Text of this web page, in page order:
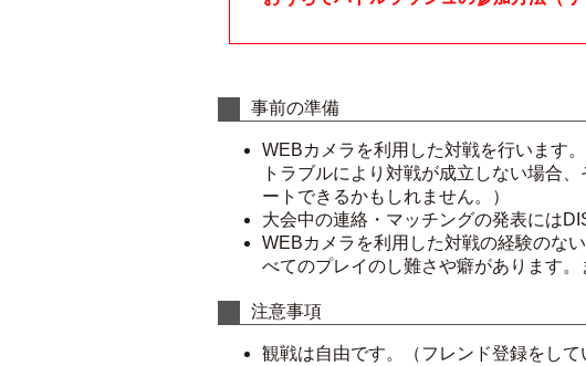
事前の準備
WEBカメラを利用した対戦を行います
トラブルにより対戦が成立しない場合
ートできるかもしれません。）
大会中の連絡・マッチングの発表には
WEBカメラを利用した対戦の経験のな
べてのプレイのし難さや癖があります
注意事項
観戦は自由です。（フレンド登録をし